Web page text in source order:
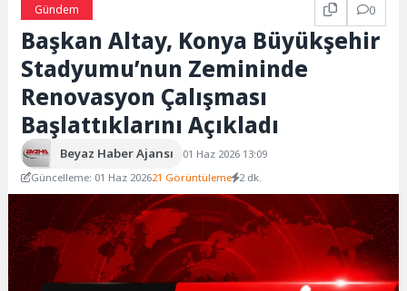
Gündem 0
Başkan Altay, Konya Büyükşehir
Stadyumu’nun Zemininde
Renovasyon Çalışması
Başlattıklarını Açıkladı
Beyaz Haber Ajansı
01 Haz 2026 13:09
Güncelleme: 01 Haz 202621 Görüntüleme 2 dk.